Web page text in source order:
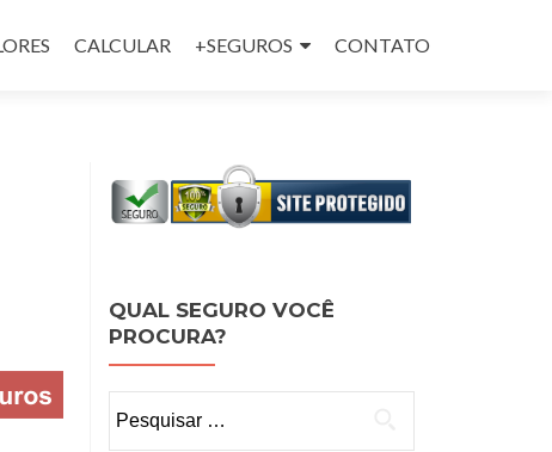
CALCULAR +SEGUROS CONTATO
QUAL SEGURO VOCÊ
PROCURA?
por: